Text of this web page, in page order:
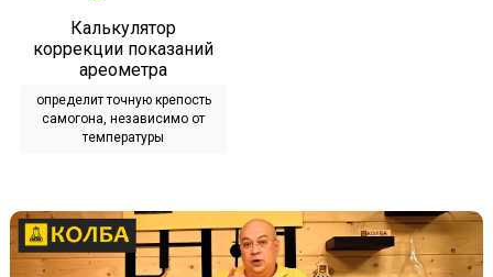
Калькулятор
коррекции показаний
ареометра
определит точную крепость
самогона, независимо от
температуры